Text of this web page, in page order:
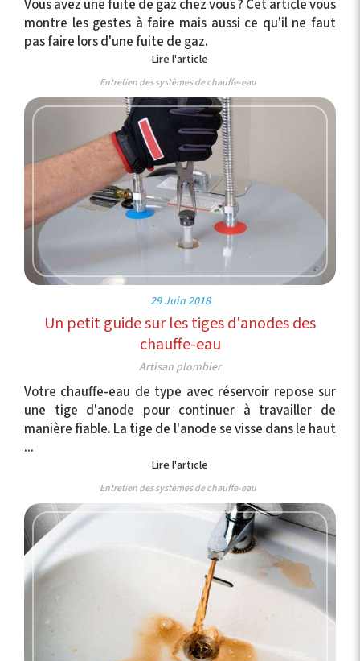
Vous avez une fuite de gaz chez vous ? Cet article vous
montre les gestes à faire mais aussi ce qu'il ne faut
pas faire lors d'une fuite de gaz.
Lire l'article
Entretien des systèmes de chauffe-eau
29 Juin 2018
Un petit guide sur les tiges d'anodes des
chauffe-eau
Artisan plombier
Votre chauffe-eau de type avec réservoir repose sur
une tige d'anode pour continuer à travailler de
manière fiable. La tige de l'anode se visse dans le haut
...
Lire l'article
Entretien des systèmes de chauffe-eau